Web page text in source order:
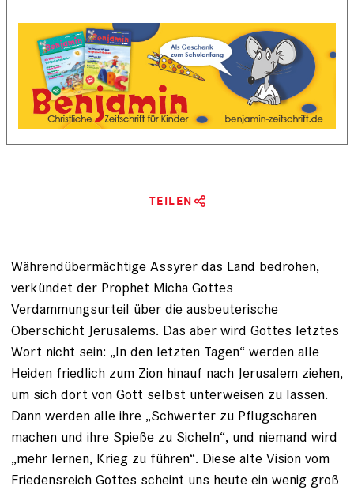
TEILEN
Währendübermächtige Assyrer das Land bedrohen,
verkündet der Prophet Micha Gottes
Verdammungsurteil über die ausbeuterische
Oberschicht Jerusalems. Das aber wird Gottes letztes
Wort nicht sein: „In den letzten Tagen“ werden alle
Heiden friedlich zum Zion hinauf nach Jerusalem ziehen,
um sich dort von Gott selbst unterweisen zu lassen.
Dann werden alle ihre „Schwerter zu Pflugscharen
machen und ihre Spieße zu Sicheln“, und niemand wird
„mehr lernen, Krieg zu führen“. Diese alte Vision vom
Friedensreich Gottes scheint uns heute ein wenig groß